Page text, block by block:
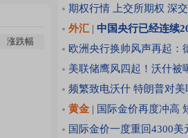
涨跌幅
期权行情
上交所期权 深
外汇 | 中国央行已经连续
欧洲央行换帅风声再起：
美联储鹰风四起！沃什被
频繁致电沃什 特朗普对
黄金 | 国际金价再度冲高
国际金价一度重回4300